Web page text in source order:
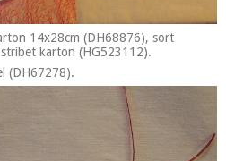
14x28cm (DH68876), sort
karton (HG523112).
(DH67278).